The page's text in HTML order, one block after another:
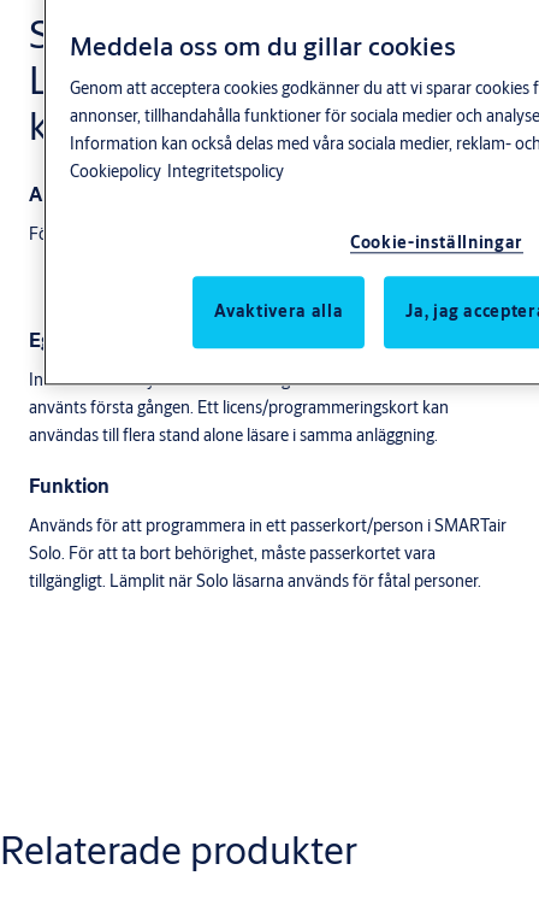
Smartair Solo
Licens/programmerings
kort
Användningsområde
För programmering av SMARTair Solo läsare.
Egenskaper
Innehåller unik systemlicens som lagras i läsaren när kortet
använts första gången. Ett licens/programmeringskort kan
användas till flera stand alone läsare i samma anläggning.
Funktion
Används för att programmera in ett passerkort/person i SMARTair
Solo. För att ta bort behörighet, måste passerkortet vara
tillgängligt. Lämplit när Solo läsarna används för fåtal personer.
Relaterade produkter
Meddela oss om du gillar cookies
Genom att acceptera cookies godkänner du att vi sparar cookies
annonser, tillhandahålla funktioner för sociala medier och
Information kan också delas med våra sociala medier, reklam-
Cookiepolicy Integritetspolicy
Cookie-inställningar
Avaktivera alla Ja, jag